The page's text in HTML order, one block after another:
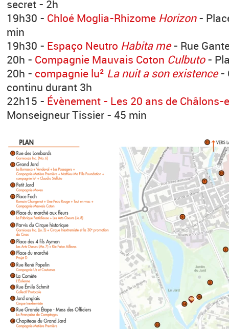
secret - 2h
19h30 - Chloé Moglia-Rhizome Horizon-
min
19h30 - Espaço Neutro Habita me- Rue
20h - Compagnie Mauvais Coton Culbuto-
20h - compagnie lu² La nuit a son existence-
continu durant 3h
22h15 - Évènement - Les 20 ans de Châlons-
Monseigneur Tissier - 45 min